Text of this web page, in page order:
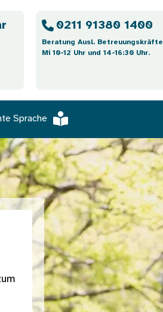
0211 91380 1400
Beratung Ausl. Betreuungskräfte
Mi 10-12 Uhr und 14-16:30 Uhr.
Sprache